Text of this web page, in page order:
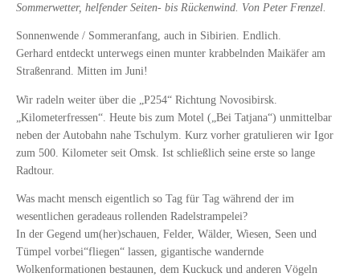
Sommerwetter, helfender Seiten- bis Rückenwind. Von Peter Frenzel.
Sonnenwende / Sommeranfang, auch in Sibirien. Endlich.
Gerhard entdeckt unterwegs einen munter krabbelnden Maikäfer am
Straßenrand. Mitten im Juni!
Wir radeln weiter über die „P254“ Richtung Novosibirsk.
„Kilometerfressen“. Heute bis zum Motel („Bei Tatjana“) unmittelbar
neben der Autobahn nahe Tschulym. Kurz vorher gratulieren wir Igor
zum 500. Kilometer seit Omsk. Ist schließlich seine erste so lange
Radtour.
Was macht mensch eigentlich so Tag für Tag während der im
wesentlichen geradeaus rollenden Radelstrampelei?
In der Gegend um(her)schauen, Felder, Wälder, Wiesen, Seen und
Tümpel vorbei“fliegen“ lassen, gigantische wandernde
Wolkenformationen bestaunen, dem Kuckuck und anderen Vögeln